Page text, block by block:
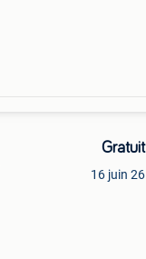
Gratuit
16 juin 26